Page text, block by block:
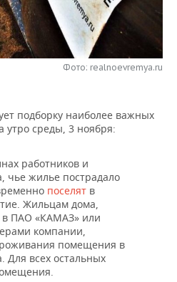
Фото: realnoevremya.ru
подборку наиболее важных
утро среды, 3 ноября:
работников и
чье жилье пострадало
поселят в
Жильцам дома,
в ПАО «КАМАЗ» или
компании,
помещения в
Для всех остальных